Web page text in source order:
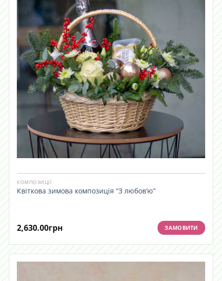
КОМПОЗИЦІЇ
Квіткова зимова композиція “З любов’ю”
2,630.00грн ЗАМОВИТИ